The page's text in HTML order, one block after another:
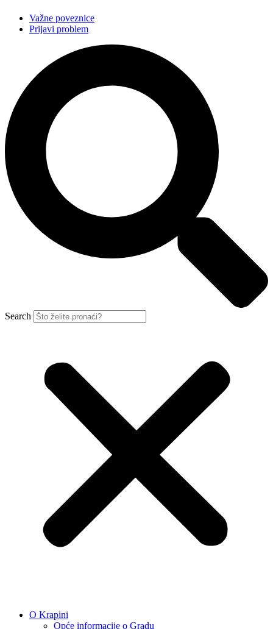
Važne poveznice
Prijavi problem
Search
O Krapini
Opće informacije o Gradu